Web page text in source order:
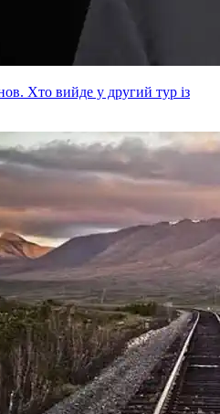
Хто вийде у другий тур із